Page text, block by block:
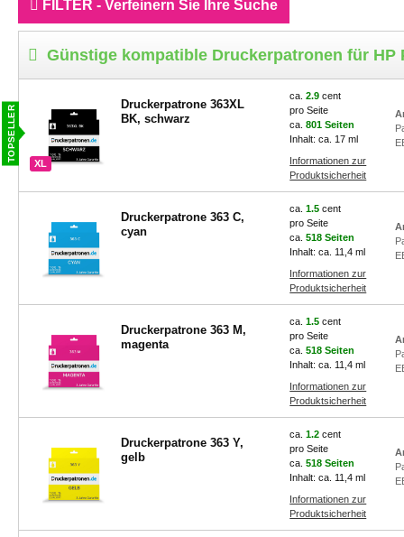
FILTER - Verfeinern Sie Ihre Suche
Günstige kompatible Druckerpatronen für HP
XL
Druckerpatrone 363XL
BK, schwarz
ca.2.9cent
pro Seite
ca.801 Seiten
Inhalt: ca. 17 ml
Informationen zur
Produktsicherheit
Druckerpatrone 363 C,
cyan
ca.1.5cent
pro Seite
ca.518 Seiten
Inhalt: ca. 11,4 ml
Informationen zur
Produktsicherheit
Druckerpatrone 363 M,
magenta
ca.1.5cent
pro Seite
ca.518 Seiten
Inhalt: ca. 11,4 ml
Informationen zur
Produktsicherheit
Druckerpatrone 363 Y,
gelb
ca.1.2cent
pro Seite
ca.518 Seiten
Inhalt: ca. 11,4 ml
Informationen zur
Produktsicherheit